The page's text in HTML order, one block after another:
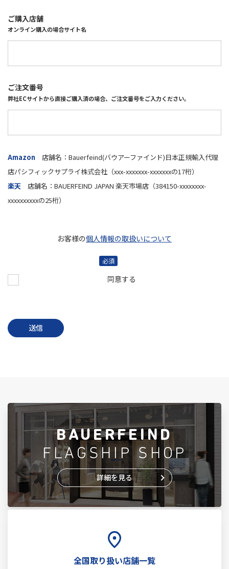
ご購入店舗
オンライン購入の場合サイト名
ご注文番号
弊社ECサイトから直接ご購入済の場合、ご注文番号をご入力ください。
Amazon 店舗名：Bauerfeind(バウアーファインド)日本正規輸入代理
店パシフィックサプライ株式会社（xxx-xxxxxxx-xxxxxxxの17桁）
楽天 店舗名：BAUERFEIND JAPAN 楽天市場店（384150-xxxxxxxx-
xxxxxxxxxxの25桁）
お客様の個人情報の取扱いについて
必須
同意する
BAUERFEIND
FLAGSHIP SHOP
詳細を見る
全国取り扱い店舗一覧